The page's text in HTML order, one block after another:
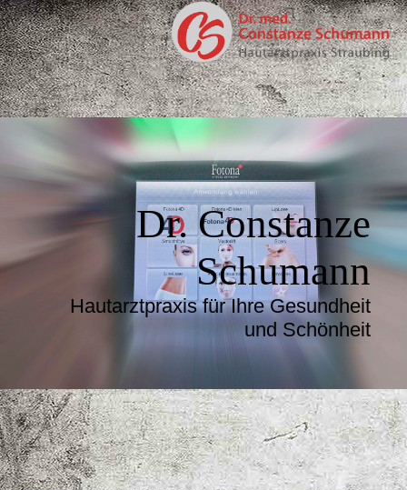
Dr. Constanze
Schumann
Hautarztpraxis für Ihre Gesundheit
und Schönheit